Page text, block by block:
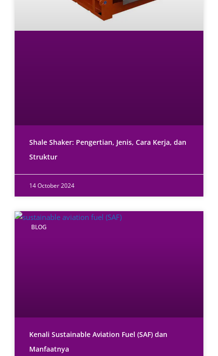
Shale Shaker: Pengertian, Jenis, Cara Kerja, dan
Struktur
14 October 2024
BLOG
Kenali Sustainable Aviation Fuel (SAF) dan
Manfaatnya